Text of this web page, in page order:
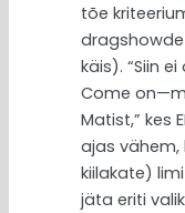
tõe
käis). “Siin
Come
Matist,” kes
ajas vähem,
kiilakate)
jäta eriti